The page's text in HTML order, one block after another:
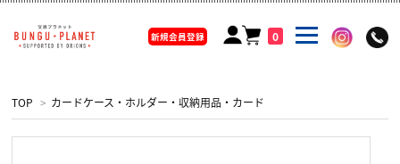
0
新規会員登録
TOP > カードケース・ホルダー・収納用品・カード